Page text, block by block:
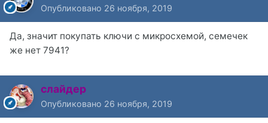
Опубликовано 26 ноября, 2019
Да, значит покупать ключи с микросхемой, семечек
же нет 7941?
слайдер
Опубликовано 26 ноября, 2019